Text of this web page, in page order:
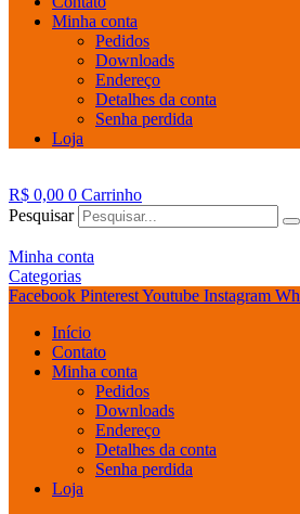
Minha conta
Pedidos
Downloads
Endereço
Detalhes da conta
Senha perdida
Loja
R$ 0,00 0 Carrinho
Pesquisar
Minha conta
Categorias
Facebook PinterestYoutube Instagram
Início
Contato
Minha conta
Pedidos
Downloads
Endereço
Detalhes da conta
Senha perdida
Loja